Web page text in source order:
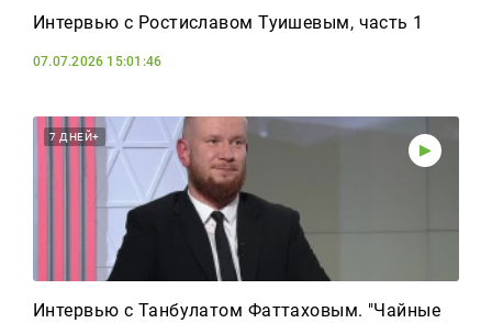
Интервью с Ростиславом Туишевым, часть 1
07.07.2026 15:01:46
7 ДНЕЙ+
Интервью с Танбулатом Фаттаховым. "Чайные